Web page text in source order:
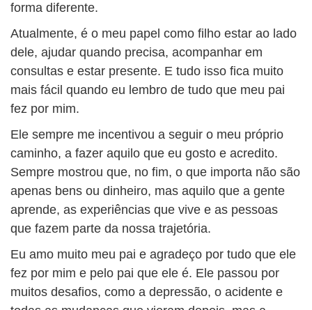
forma diferente.
Atualmente, é o meu papel como filho estar ao lado
dele, ajudar quando precisa, acompanhar em
consultas e estar presente. E tudo isso fica muito
mais fácil quando eu lembro de tudo que meu pai
fez por mim.
Ele sempre me incentivou a seguir o meu próprio
caminho, a fazer aquilo que eu gosto e acredito.
Sempre mostrou que, no fim, o que importa não são
apenas bens ou dinheiro, mas aquilo que a gente
aprende, as experiências que vive e as pessoas
que fazem parte da nossa trajetória.
Eu amo muito meu pai e agradeço por tudo que ele
fez por mim e pelo pai que ele é. Ele passou por
muitos desafios, como a depressão, o acidente e